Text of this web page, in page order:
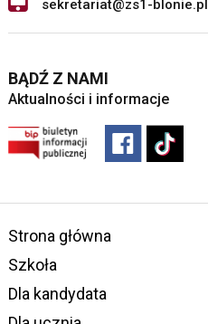
sekretariat@zs1-blonie.pl
BĄDŹ Z NAMI
Aktualności i informacje
Strona główna
Szkoła
Dla kandydata